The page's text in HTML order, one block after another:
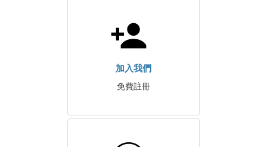
加入我們
免費註冊